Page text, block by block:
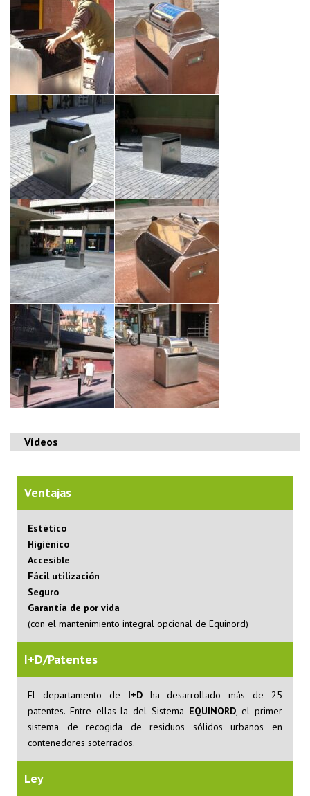
Vídeos
Ventajas
Estético
Higiénico
Accesible
Fácil utilización
Seguro
Garantía de por vida
(con el mantenimiento integral opcional de Equinord)
I+D/Patentes
El departamento de I+Dha desarrollado más de 25
patentes. Entre ellas la del Sistema EQUINORD, el primer
sistema de recogida de residuos sólidos urbanos en
contenedores soterrados.
Ley